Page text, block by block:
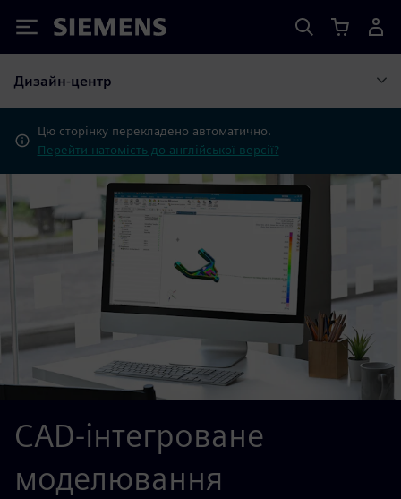
Siemens
Дизайн-центр
Цю сторінку перекладено автоматично.
Перейти натомість до англійської версії?
CAD-інтегроване
моделювання